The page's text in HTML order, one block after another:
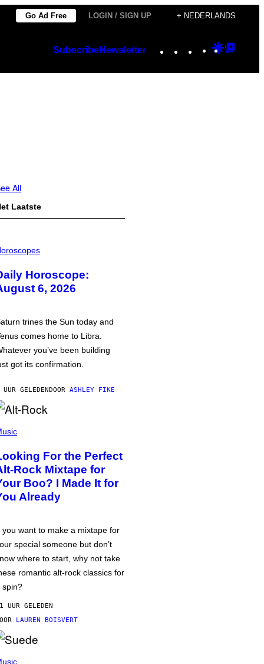
Go Ad Free LOGIN / SIGN UP + NEDERLANDS
SubscribeNewsletter Instagram
TikTok
YouTube
Google
All
Laatste
Horoscope:
6, 2026
trines the Sun today and
comes home to Libra.
you’ve been building
got its confirmation.
GELEDENDOOR ASHLEY FIKE
For the Perfect
Rock Mixtape for
Boo? I Made It for
Already
you want to make a mixtape for
special someone but don’t
where to start, why not take
romantic alt-rock classics for
spin?
UUR GELEDEN
LAUREN BOISVERT